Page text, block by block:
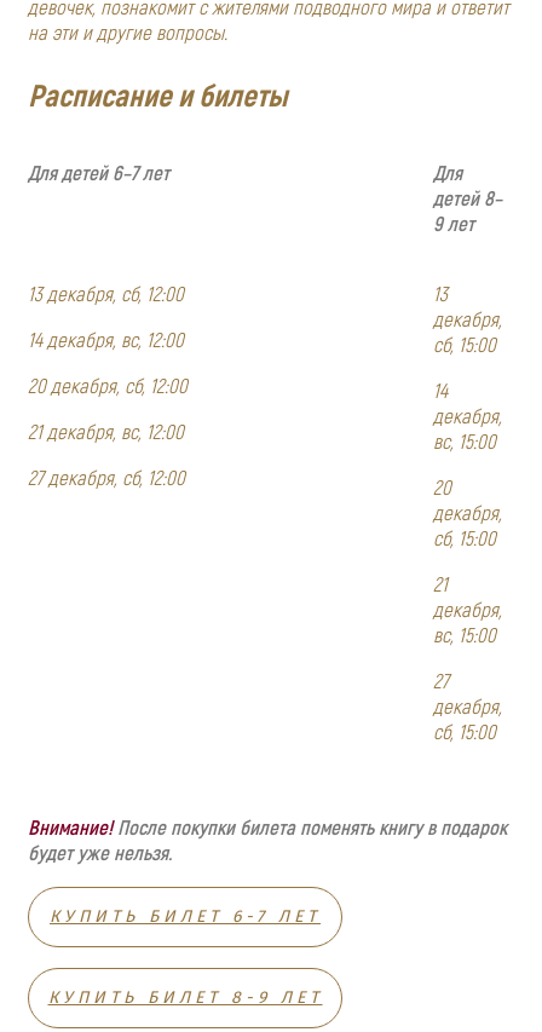
девочек, познакомит с жителями подводного мира и ответит
на эти и другие вопросы.
Расписание и билеты
Для детей 6–7 лет
Для
детей 8–
9 лет
13 декабря, сб, 12:00
14 декабря, вс, 12:00
20 декабря, сб, 12:00
21 декабря, вс, 12:00
27 декабря, сб, 12:00
13
декабря,
сб, 15:00
14
декабря,
вс, 15:00
20
декабря,
сб, 15:00
21
декабря,
вс, 15:00
27
декабря,
сб, 15:00
Внимание!После покупки билета поменять книгу в подарок
будет уже нельзя.
КУПИТЬ БИЛЕТ 6-7 ЛЕТ
КУПИТЬ БИЛЕТ 8-9 ЛЕТ